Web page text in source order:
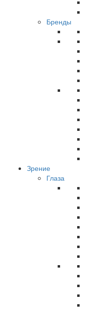
Бренды
Зрение
Глаза